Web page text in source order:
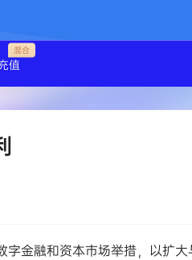
值
混合
金融和资本市场举措，以扩大